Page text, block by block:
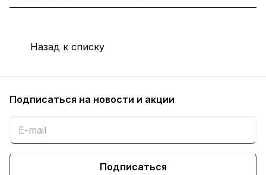
Назад к списку
Подписаться на новости и акции
Подписаться